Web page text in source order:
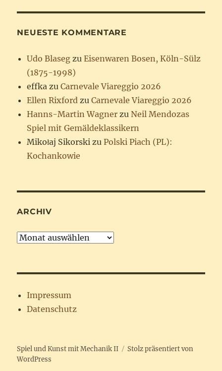
NEUESTE KOMMENTARE
Udo Blaseg zuEisenwaren Bosen, Köln-Sülz
(1875-1998)
effka zuCarnevale Viareggio 2026
Ellen Rixford zuCarnevale Viareggio 2026
Hanns-Martin Wagner zuNeil Mendozas
Spiel mit Gemäldeklassikern
Mikołaj Sikorski zuPolski Piach (PL):
Kochankowie
ARCHIV
Archiv
Impressum
Datenschutz
Spiel und Kunst mit Mechanik II
Stolz präsentiert von
WordPress